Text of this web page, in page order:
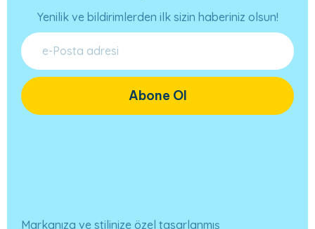
Yenilik ve bildirimlerden ilk sizin haberiniz olsun!
Abone Ol
Markanıza ve stilinize özel tasarlanmış